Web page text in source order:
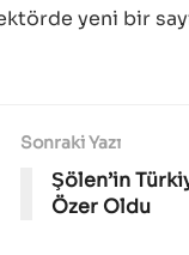
yeni bir
Sonraki Yazı
Şölen’in
Özer Oldu